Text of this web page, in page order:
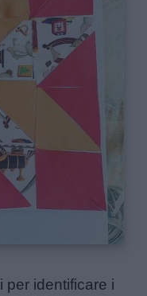
per identificare i